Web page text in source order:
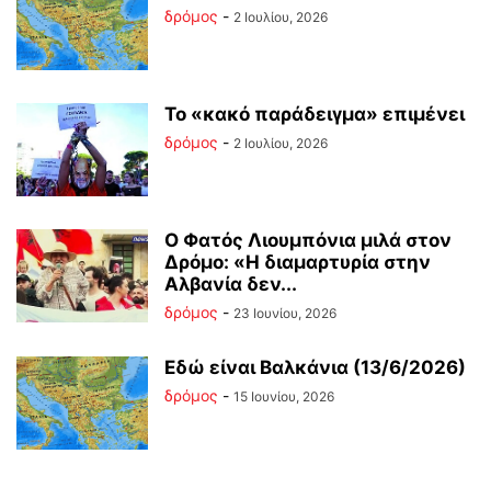
δρόμος - 2 Ιουλίου, 2026
Το «κακό παράδειγμα» επιμένει
δρόμος - 2 Ιουλίου, 2026
Ο Φατός Λιουμπόνια μιλά στον
Δρόμο: «Η διαμαρτυρία στην
Αλβανία δεν...
δρόμος - 23 Ιουνίου, 2026
Εδώ είναι Βαλκάνια (13/6/2026)
δρόμος - 15 Ιουνίου, 2026